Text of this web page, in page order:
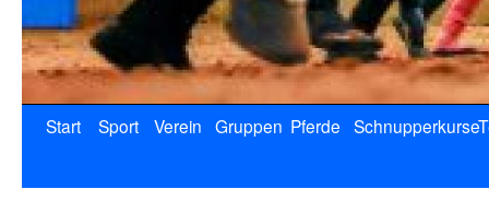
Start Sport Verein Gruppen Pferde Schnupperkurse